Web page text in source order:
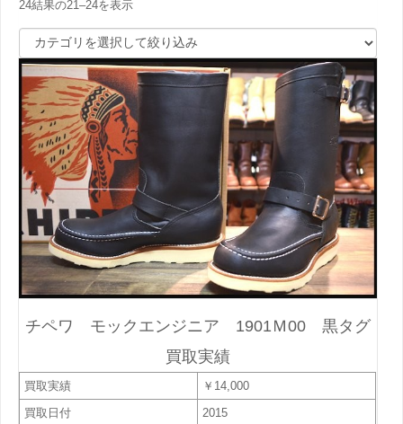
24結果の21–24を表示
チペワ モックエンジニア 1901Ｍ00 黒タグ
買取実績
買取実績
￥14,000
買取日付
2015